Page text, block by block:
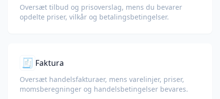
Oversæt tilbud og prisoverslag, mens du bevarer
opdelte priser, vilkår og betalingsbetingelser.
🧾 Faktura
Oversæt handelsfakturaer, mens varelinjer, priser,
momsberegninger og handelsbetingelser bevares.